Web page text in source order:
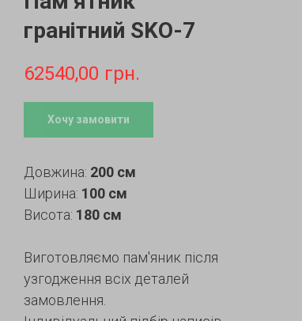
гранітний SKO-7
62540,00 грн.
Хочу замовити
Довжина: 200 см
Ширина: 100 см
Висота: 180 см
Виготовляємо пам'яник після
узгодження всіх деталей
замовлення.